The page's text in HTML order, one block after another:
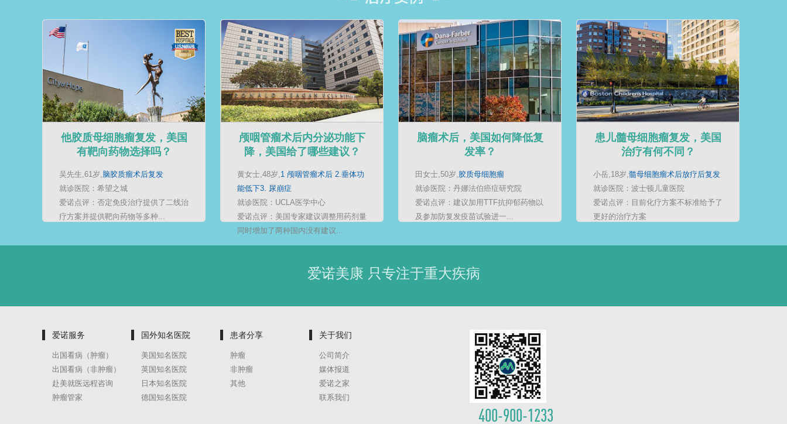
他胶质母细胞瘤复发，美国
有靶向药物选择吗？
吴先生,61岁,脑胶质瘤术后复发
就诊医院：希望之城
爱诺点评：否定免疫治疗提供了二线治
疗方案并提供靶向药物等多种...
颅咽管瘤术后内分泌功能下
降，美国给了哪些建议？
黄女士,48岁,1 颅咽管瘤术后 2.垂体功
能低下3. 尿崩症
就诊医院：UCLA医学中心
爱诺点评：美国专家建议调整用药剂量
同时增加了两种国内没有建议...
脑瘤术后，美国如何降低复
发率？
田女士,50岁,胶质母细胞瘤
就诊医院：丹娜法伯癌症研究院
爱诺点评：建议加用TTF抗抑郁药物以
及参加防复发疫苗试验进一...
患儿髓母细胞瘤复发，美国
治疗有何不同？
小岳,18岁,髓母细胞瘤术后放疗后复发
就诊医院：波士顿儿童医院
爱诺点评：目前化疗方案不标准给予了
更好的治疗方案
爱诺美康 只专注于重大疾病
爱诺服务
出国看病（肿瘤）
出国看病（非肿瘤）
赴美就医远程咨询
肿瘤管家
国外知名医院
美国知名医院
英国知名医院
日本知名医院
德国知名医院
患者分享
肿瘤
非肿瘤
其他
关于我们
公司简介
媒体报道
爱诺之家
联系我们
400-900-1233